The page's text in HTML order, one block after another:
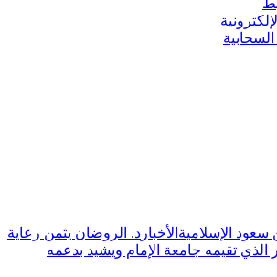
سعود الإسلامية الأخبار د. الروضان يثمن رعاية
الذي تقيمه جامعة الإمام ويشيد بدعمه